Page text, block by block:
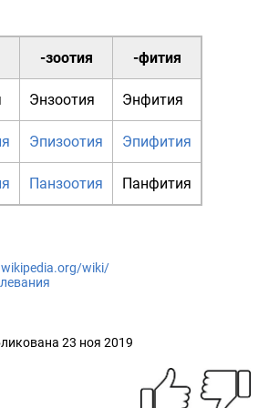
-зоотия -фития
Энзоотия Энфития
Эпизоотия Эпифития
Панзоотия Панфития
wiki/
23 ноя 2019